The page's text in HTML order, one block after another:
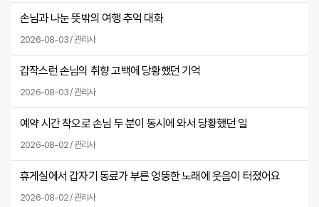
손님과 나눈 뜻밖의 여행 추억 대화
2026-08-03 / 관리사
갑작스런 손님의 취향 고백에 당황했던 기억
2026-08-03 / 관리사
예약 시간 착오로 손님 두 분이 동시에 와서 당황했던 일
2026-08-02 / 관리사
휴게실에서 갑자기 동료가 부른 엉뚱한 노래에 웃음이 터졌어요
2026-08-02 / 관리사